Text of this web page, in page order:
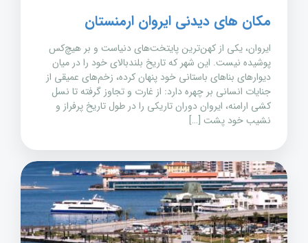
مکان های دیدنی ایروان ارمنستان
ایروان، یکی از کهن‌ترین پایتخت‌های دنیاست و بر هیچ‌کس
پوشیده نیست. این شهر که تاریخ بلندبالای خود را در میان
دیوارهای بناهای باستانی خود پنهان کرده، زخم‌های عمیقی از
جنایات انسانی بر چهره دارد: از غارت و تجاوز گرفته تا نسل
کشی ارامنه، ایروان دوران تاریکی را در طول تاریخ پرفراز و
نشیب خود پشت […]